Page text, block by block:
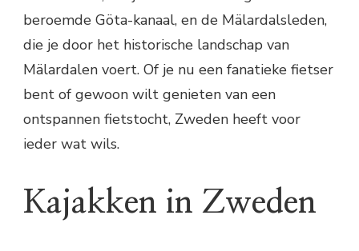
beroemde Göta-kanaal, en de Mälardalsleden,
die je door het historische landschap van
Mälardalen voert. Of je nu een fanatieke fietser
bent of gewoon wilt genieten van een
ontspannen fietstocht, Zweden heeft voor
ieder wat wils.
Kajakken in Zweden